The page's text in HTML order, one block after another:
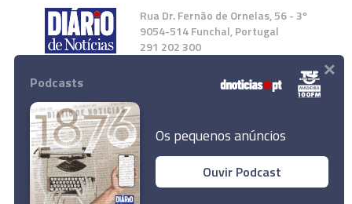
Rua Dr. Fernão de Ornelas, 56 - 3º
9054-514 Funchal, Portugal
291 202 300
Instale a nossa App
© 2026 Empresa Diário de Notícias, Lda.
Podcasts
Os pequenos anúncios
Ouvir Podcast
×